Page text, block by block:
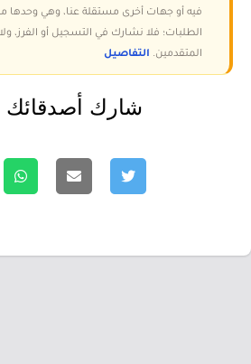
فيه أو جهات أخرى مستقلة عنا، وهي وحدها
الطلبات؛ فلا نشارك في التسجيل أو الفرز،
المتقدمين. التفاصيل
شارك أصدقائك